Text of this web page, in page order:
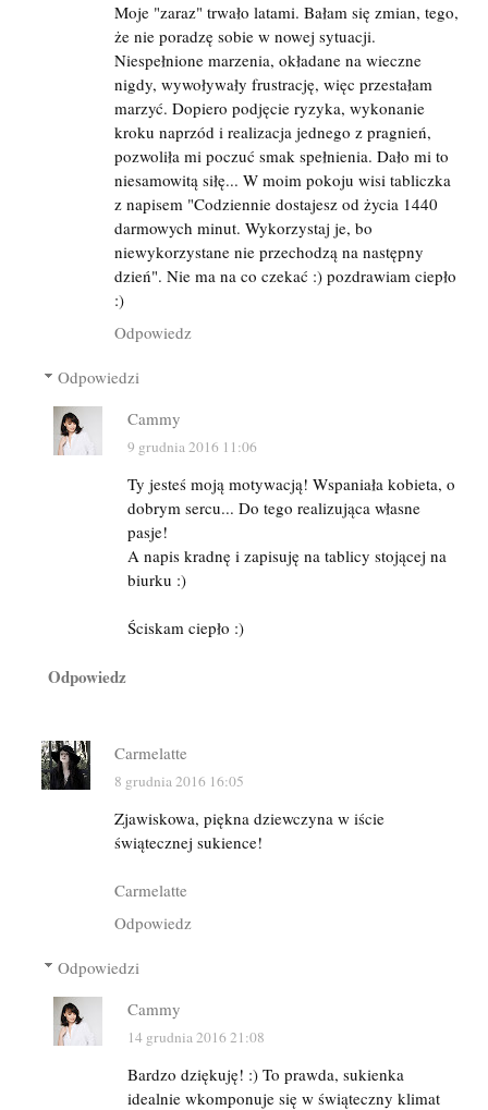
Moje "zaraz" trwało latami. Bałam się zmian, tego,
że nie poradzę sobie w nowej sytuacji.
Niespełnione marzenia, okładane na wieczne
nigdy, wywoływały frustrację, więc przestałam
marzyć. Dopiero podjęcie ryzyka, wykonanie
kroku naprzód i realizacja jednego z pragnień,
pozwoliła mi poczuć smak spełnienia. Dało mi to
niesamowitą siłę... W moim pokoju wisi tabliczka
z napisem "Codziennie dostajesz od życia 1440
darmowych minut. Wykorzystaj je, bo
niewykorzystane nie przechodzą na następny
dzień". Nie ma na co czekać :) pozdrawiam ciepło
:)
Odpowiedz
Odpowiedzi
Cammy
9 grudnia 2016 11:06
Ty jesteś moją motywacją! Wspaniała kobieta, o
dobrym sercu... Do tego realizująca własne
pasje!
A napis kradnę i zapisuję na tablicy stojącej na
biurku :)
Ściskam ciepło :)
Odpowiedz
Carmelatte
8 grudnia 2016 16:05
Zjawiskowa, piękna dziewczyna w iście
świątecznej sukience!
Carmelatte
Odpowiedz
Odpowiedzi
Cammy
14 grudnia 2016 21:08
Bardzo dziękuję! :) To prawda, sukienka
idealnie wkomponuje się w świąteczny klimat